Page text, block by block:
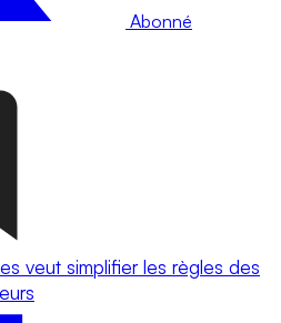
Abonné
veut simplifier les règles des